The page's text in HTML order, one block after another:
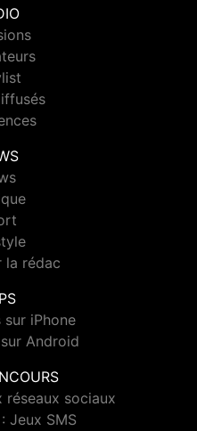
la rédac
sur iPhone
Android
réseaux sociaux
Jeux SMS